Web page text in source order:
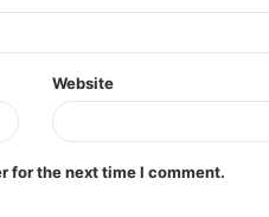
Website
for the next time I comment.